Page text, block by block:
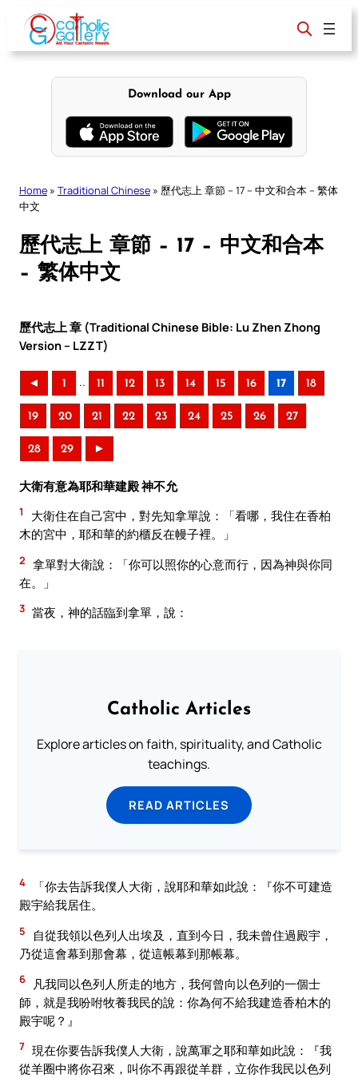
content
Download our App
Home » Traditional Chinese » 歷代志上 章節 – 17 – 中文和合本 – 繁体
中文
歷代志上 章節 – 17 – 中文和合本
– 繁体中文
歷代志上 章 (Traditional Chinese Bible: Lu Zhen Zhong
Version – LZZT)
◄ 1 .. 11 12 13 14 15 16 17 18
19 20 21 22 23 24 25 26 27
28 29 ►
大衛有意為耶和華建殿 神不允
1
大衛住在自己宮中，對先知拿單說：「看哪，我住在香柏
木的宮中，耶和華的約櫃反在幔子裡。」
2 拿單對大衛說：「你可以照你的心意而行，因為神與你同
在。」
3 當夜，神的話臨到拿單，說：
Catholic Articles
Explore articles on faith, spirituality, and Catholic
teachings.
READ ARTICLES
4
「你去告訴我僕人大衛，說耶和華如此說：『你不可建造
殿宇給我居住。
5
自從我領以色列人出埃及，直到今日，我未曾住過殿宇，
乃從這會幕到那會幕，從這帳幕到那帳幕。
6
凡我同以色列人所走的地方，我何曾向以色列的一個士
師，就是我吩咐牧養我民的說：你為何不給我建造香柏木的
殿宇呢？』
7 現在你要告訴我僕人大衛，說萬軍之耶和華如此說：『我
從羊圈中將你召來，叫你不再跟從羊群，立你作我民以色列